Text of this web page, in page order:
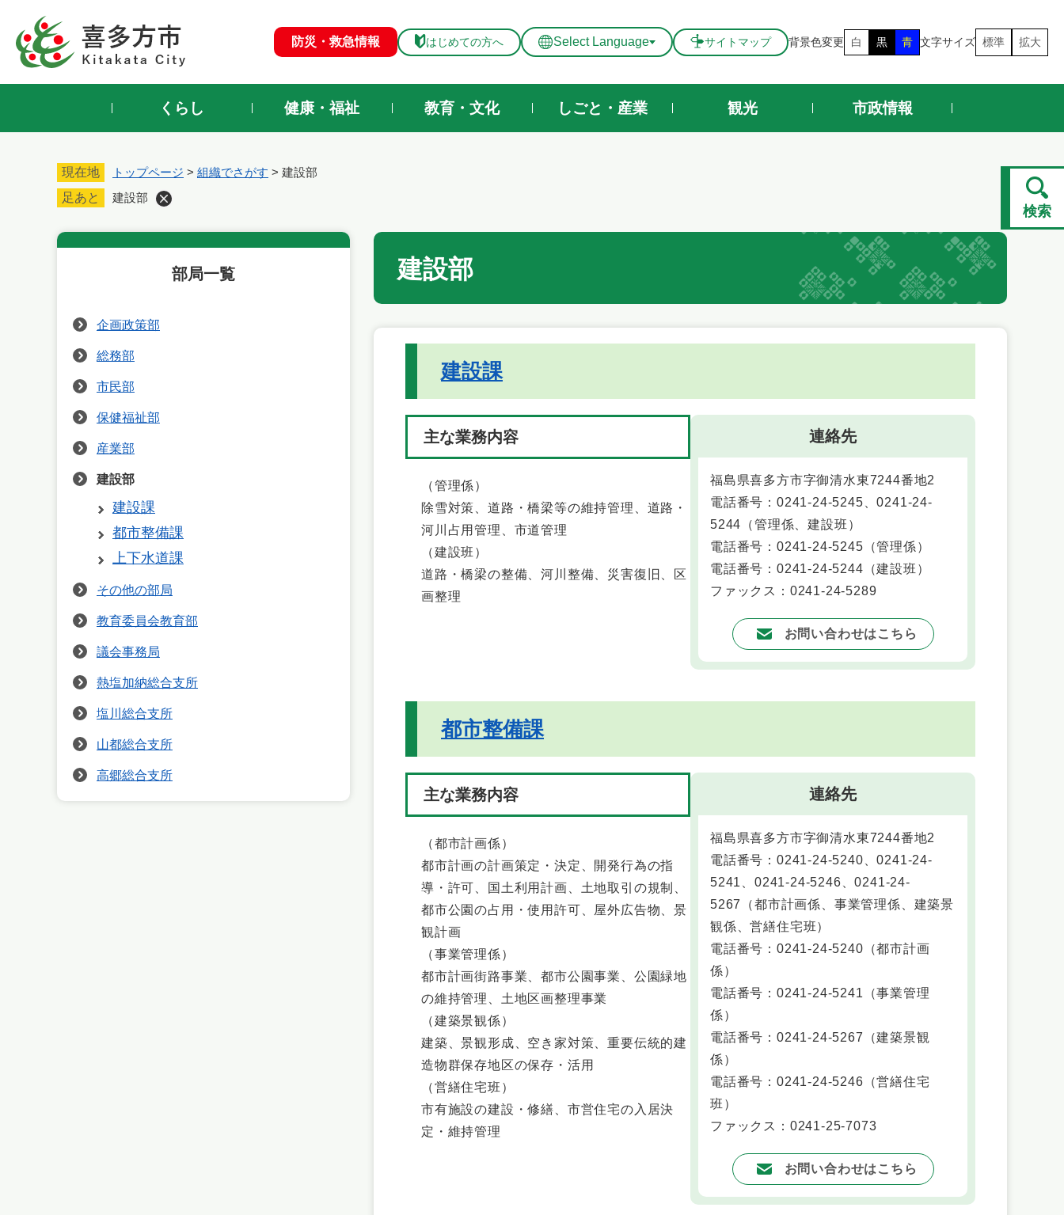
先
防災・救急情報 はじめての方へ Select Language サイトマップ 背景色変更 白 黒 青 文字サイズ 標準 拡大
くらし 健康・福祉 教育・文化 しごと・産業 観光 市政情報
現在地 トップページ > 組織でさがす > 建設部
足あと
建設部
本
建設部
建設課
主な業務内容
（管理係）
除雪対策、道路・橋梁等の維持管理、道路・
河川占用管理、市道管理
（建設班）
道路・橋梁の整備、河川整備、災害復旧、区
画整理
連絡先
福島県喜多方市字御清水東7244番地2
電話番号：0241-24-5245、0241-24-
5244 （管理係、建設班 ）
電話番号：0241-24-5245 （管理係）
電話番号：0241-24-5244 （建設班 ）
ファックス：0241-24-5289
お問い合わせはこちら
都市整備課
主な業務内容
（都市計画係）
都市計画の計画策定・決定、開発行為の指
導・許可、国土利用計画、土地取引の規制、
都市公園の占用・使用許可、屋外広告物、景
観計画
（事業管理係）
都市計画街路事業、都市公園事業、公園緑地
の維持管理、土地区画整理事業
（建築景観係）
建築、景観形成、空き家対策、重要伝統的建
造物群保存地区の保存・活用
（営繕住宅班）
市有施設の建設・修繕、市営住宅の入居決
定・維持管理
連絡先
福島県喜多方市字御清水東7244番地2
電話番号：0241-24-5240、0241-24-
5241、0241-24-5246、0241-24-
5267
（都市計画係、事業管理係、建築景
観係、営繕住宅班）
電話番号：0241-24-5240 （都市計画
係）
電話番号：0241-24-5241 （事業管理
係）
電話番号：0241-24-5267 （建築景観
係）
電話番号：0241-24-5246 （営繕住宅
班 ）
ファックス：0241-25-7073
お問い合わせはこちら
部局一覧
企画政策部
総務部
市民部
保健福祉部
産業部
建設部
建設課
都市整備課
上下水道課
その他の部局
教育委員会教育部
議会事務局
熱塩加納総合支所
塩川総合支所
山都総合支所
高郷総合支所
検索